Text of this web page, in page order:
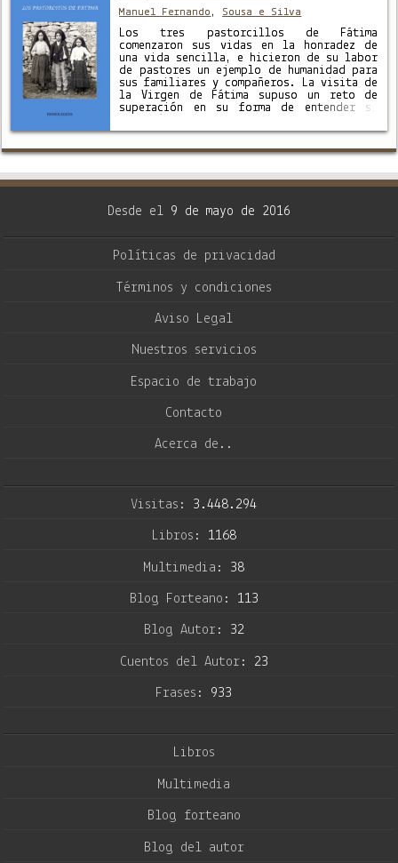
Manuel Fernando , Sousa e Silva
Los tres pastorcillos de Fátima
comenzaron sus vidas en la honradez de
una vida sencilla, e hicieron de su labor
de pastores un ejemplo de humanidad para
sus familiares y compañeros. La visita de
la Virgen de Fátima supuso un reto de
superación en su forma de entender su
Desde el 9 de mayo de 2016
Políticas de privacidad
Términos y condiciones
Aviso Legal
Nuestros servicios
Espacio de trabajo
Contacto
Acerca de..
Visitas: 3.448.294
Libros: 1168
Multimedia: 38
Blog Forteano: 113
Blog Autor: 32
Cuentos del Autor: 23
Frases: 933
Libros
Multimedia
Blog forteano
Blog del autor